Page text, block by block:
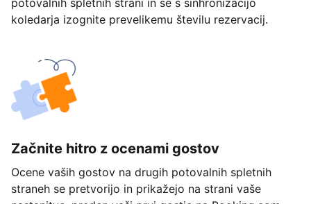
potovalnih spletnih strani in se s sinhronizacijo
koledarja izognite prevelikemu številu rezervacij.
Začnite hitro z ocenami gostov
Ocene vaših gostov na drugih potovalnih spletnih
straneh se pretvorijo in prikažejo na strani vaše